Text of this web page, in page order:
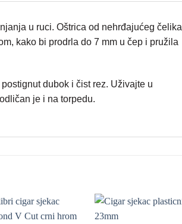
u ruci. Oštrica od nehrđajućeg čelika
kako bi prodrla do 7 mm u čep i pružila
dubok i čist rez. Uživajte u
je i na torpedu.